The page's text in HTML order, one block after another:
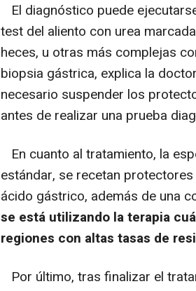
El diagnóstico puede
test del aliento con urea
heces, u otras más complejas
biopsia gástrica, explica la
necesario suspender los
antes de realizar una prueba
En cuanto al tratamiento, la
estándar, se recetan
ácido gástrico, además de una
se está utilizando la terapia
regiones con altas tasas de
Por último, tras finalizar el